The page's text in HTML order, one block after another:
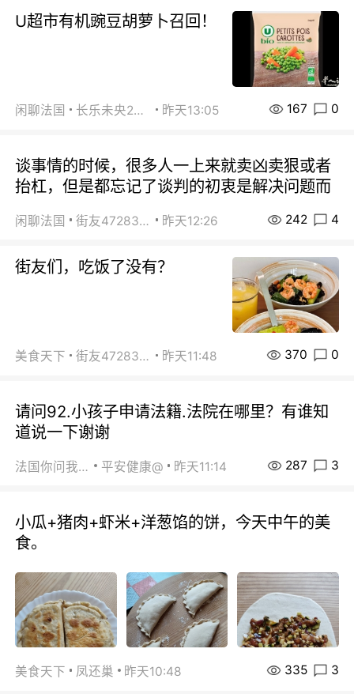
U超市有机豌豆胡萝卜召回！
闲聊法国 长乐未央2015 昨天13:05 167 0
谈事情的时候，很多人一上来就卖凶卖狠或者
抬杠，但是都忘记了谈判的初衷是解决问题而
闲聊法国 街友472838572 昨天12:26 242 4
街友们，吃饭了没有？
美食天下 街友472838572 昨天11:48 370 0
请问92.小孩子申请法籍.法院在哪里？有谁知
道说一下谢谢
法国你问我答 平安健康@ 昨天11:14 287 3
小瓜+猪肉+虾米+洋葱馅的饼，今天中午的美
食。
美食天下 凤还巢 昨天10:48 335 3